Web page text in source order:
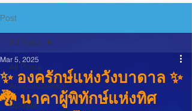
Post
All Posts
Announcement
Update
All Posts
✨ องครักษ์แห่งวังบาดาล ✨
🐉 นาคาผู้พิทักษ์แห่งทิศ
Mar 5, 2025